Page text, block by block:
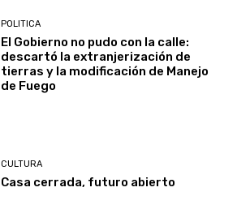
POLITICA
El Gobierno no pudo con la calle:
descartó la extranjerización de
tierras y la modificación de Manejo
de Fuego
CULTURA
Casa cerrada, futuro abierto